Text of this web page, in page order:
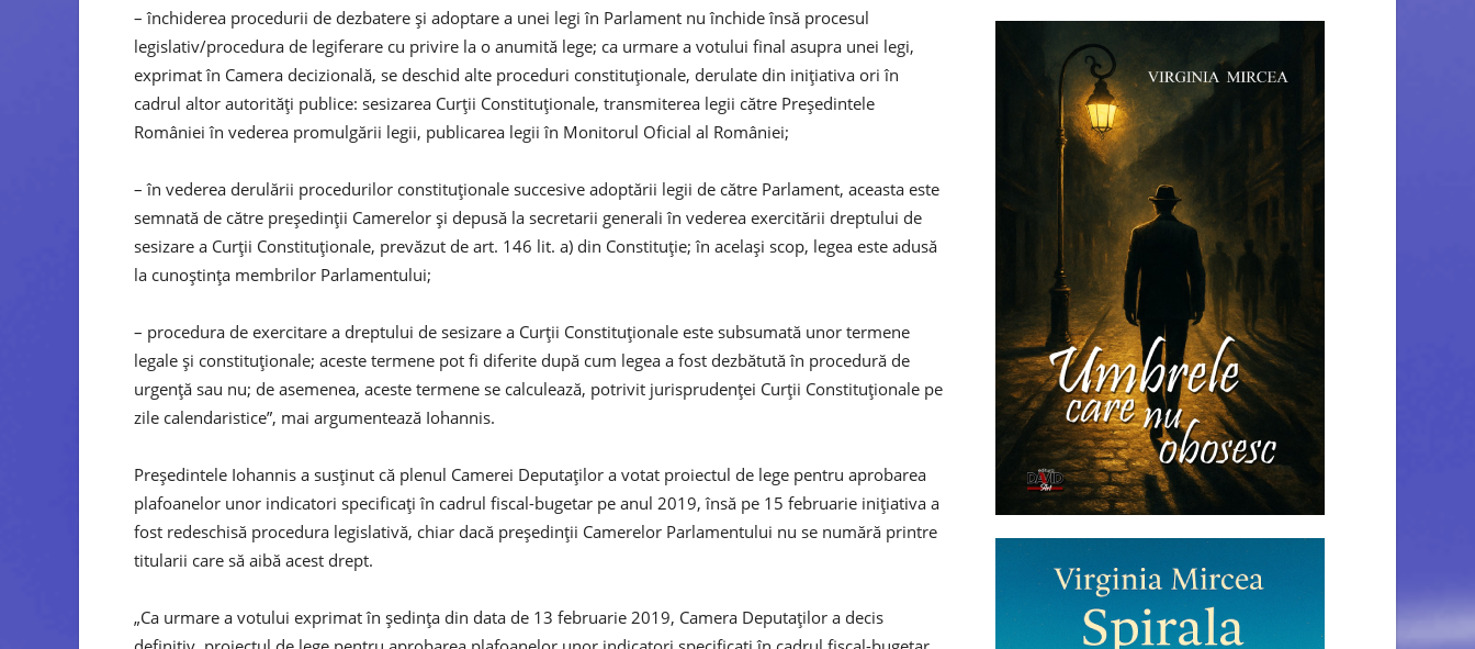
– închiderea procedurii de dezbatere şi adoptare a unei legi în Parlament nu închide însă procesul
legislativ/procedura de legiferare cu privire la o anumită lege; ca urmare a votului final asupra unei legi,
exprimat în Camera decizională, se deschid alte proceduri constituţionale, derulate din iniţiativa ori în
cadrul altor autorităţi publice: sesizarea Curţii Constituţionale, transmiterea legii către Preşedintele
României în vederea promulgării legii, publicarea legii în Monitorul Oficial al României;
– în vederea derulării procedurilor constituţionale succesive adoptării legii de către Parlament, aceasta este
semnată de către preşedinţii Camerelor şi depusă la secretarii generali în vederea exercitării dreptului de
sesizare a Curţii Constituţionale, prevăzut de art. 146 lit. a) din Constituţie; în acelaşi scop, legea este adusă
la cunoştinţa membrilor Parlamentului;
– procedura de exercitare a dreptului de sesizare a Curţii Constituţionale este subsumată unor termene
legale şi constituţionale; aceste termene pot fi diferite după cum legea a fost dezbătută în procedură de
urgenţă sau nu; de asemenea, aceste termene se calculează, potrivit jurisprudenţei Curţii Constituţionale pe
zile calendaristice”, mai argumentează Iohannis.
Președintele Iohannis a susținut că plenul Camerei Deputaţilor a votat proiectul de lege pentru aprobarea
plafoanelor unor indicatori specificaţi în cadrul fiscal-bugetar pe anul 2019, însă pe 15 februarie iniţiativa a
fost redeschisă procedura legislativă, chiar dacă preşedinţii Camerelor Parlamentului nu se numără printre
titularii care să aibă acest drept.
„Ca urmare a votului exprimat în şedinţa din data de 13 februarie 2019, Camera Deputaţilor a decis